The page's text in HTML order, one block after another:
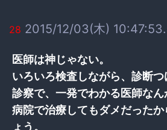
28 2015/12/03(木)
医師は神じゃない。
いろいろ検査しながら、診断つ
診察で、一発でわかる医師なん
病院で治療してもダメだった
ょう。